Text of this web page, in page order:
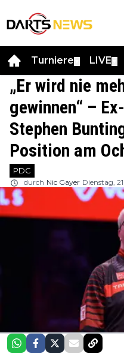
Turniere LIVE
„Er wird nie
gewinnen“ –
Stephen
Position am
PDC
durch Nic Gayer Dienstag,